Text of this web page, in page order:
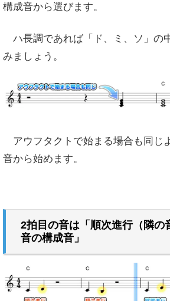
構成音から選びます。
ハ長調であれば「ド、ミ、ソ」の
みましょう。
アウフタクトで始まる場合も同じ
音から始めます。
2拍目の音は「順次進行（隣の
音の構成音」